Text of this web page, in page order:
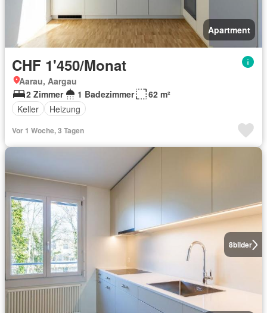
Apartment
CHF 1'450/Monat
Aarau, Aargau
2 Zimmer
1 Badezimmer
62 m²
Keller
Heizung
Vor 1 Woche, 3 Tagen
8bilder